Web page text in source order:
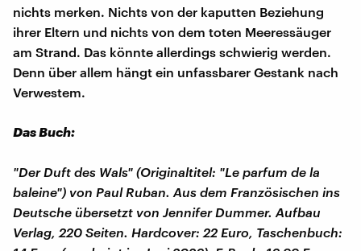
nichts merken. Nichts von der kaputten Beziehung
ihrer Eltern und nichts von dem toten Meeressäuger
am Strand. Das könnte allerdings schwierig werden.
Denn über allem hängt ein unfassbarer Gestank nach
Verwestem.
Das Buch:
"Der Duft des Wals" (Originaltitel: "Le parfum de la
baleine") von Paul Ruban. Aus dem Französischen ins
Deutsche übersetzt von Jennifer Dummer. Aufbau
Verlag, 220 Seiten. Hardcover: 22 Euro, Taschenbuch: